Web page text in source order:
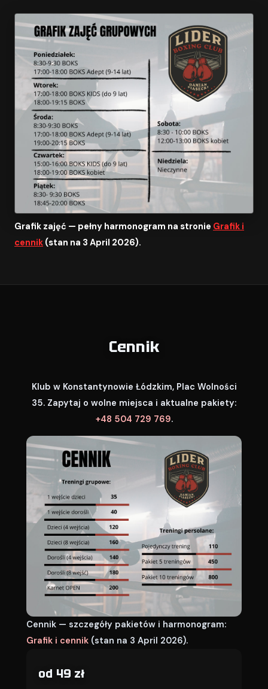
Grafik zajęć — pełny harmonogram na stronie Grafik i
cennik (stan na 3 April 2026).
Cennik
Klub w Konstantynowie Łódzkim, Plac Wolności
35. Zapytaj o wolne miejsca i aktualne pakiety:
+48 504 729 769.
Cennik — szczegóły pakietów i harmonogram:
Grafik i cennik (stan na 3 April 2026).
od 49 zł